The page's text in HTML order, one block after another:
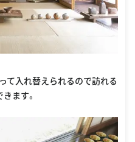
て入れ替えられるので訪れる
ます。